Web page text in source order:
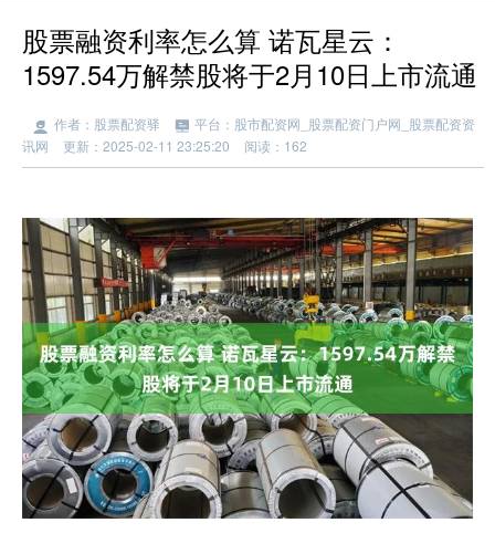
股票融资利率怎么算 诺瓦星云：
1597.54万解禁股将于2月10日上市流通
作者：股票配资驿
平台：股市配资网_股票配资门户网_股票配资资
讯网
更新：2025-02-11 23:25:20 阅读：162